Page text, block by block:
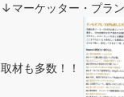
↓マーケッター・プラ
取材も多数！！